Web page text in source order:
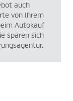
auch
von Ihrem
Autokauf
sparen sich